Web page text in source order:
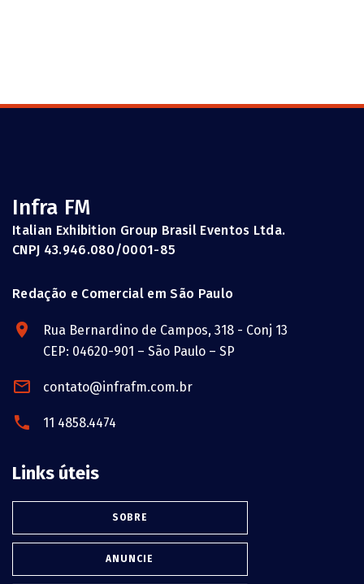
Infra FM
Italian Exhibition Group Brasil Eventos Ltda.
CNPJ 43.946.080/0001-85
Redação e Comercial em São Paulo
Rua Bernardino de Campos, 318 - Conj 13
CEP: 04620-901 – São Paulo – SP
contato@infrafm.com.br
11 4858.4474
Links úteis
SOBRE
ANUNCIE